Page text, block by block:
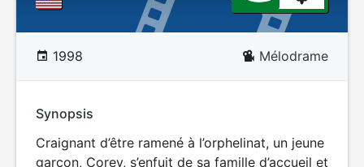
1998 Mélodrame
Synopsis
Craignant d’être ramené à l’orphelinat, un jeune
garçon, Corey, s’enfuit de sa famille d’accueil et